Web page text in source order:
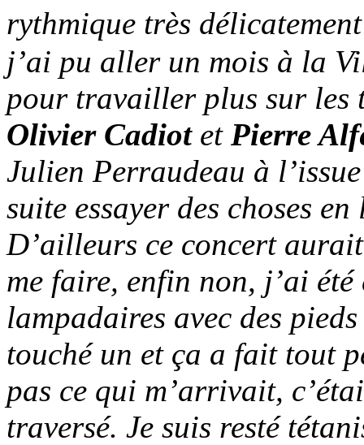
rythmique très
j’ai pu aller un mois à la
pour travailler plus sur les
Olivier Cadiotet Pierre
Julien Perraudeau à
suite essayer des choses
D’ailleurs ce concert
me faire, enfin non, j’ai
lampadaires avec des
touché un et ça a fait tout
pas ce qui m’arrivait,
traversé. Je suis resté